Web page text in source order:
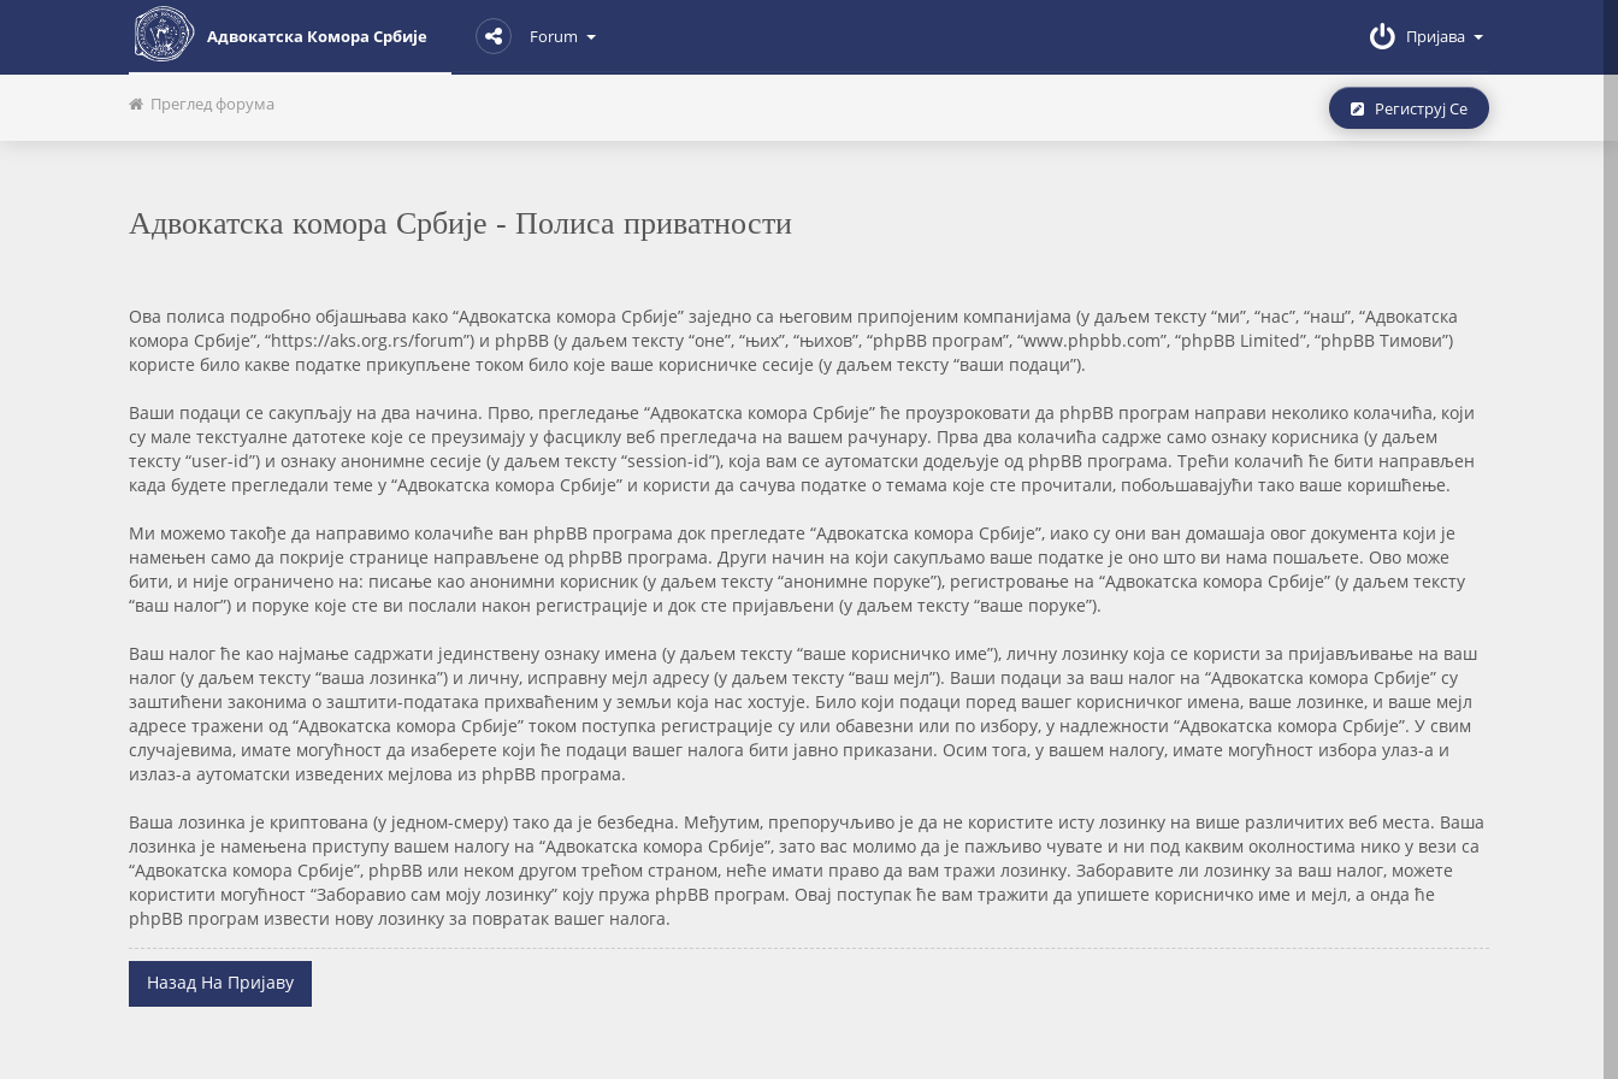
Адвокатска Комора Србије Forum Пријава
Преглед форума Региструј Се
Адвокатска комора Србије - Полиса приватности
Ова полиса подробно објашњава како “Адвокатска комора Србије” заједно са његовим припојеним компанијама (у даљем тексту “ми”, “нас”, “наш”, “Адвокатска
комора Србије”, “https://aks.org.rs/forum”) и phpBB (у даљем тексту “оне”, “њих”, “њихов”, “phpBB програм”, “www.phpbb.com”, “phpBB Limited”, “phpBB Тимови”)
користе било какве податке прикупљене током било које ваше корисничке сесије (у даљем тексту “ваши подаци”).
Ваши подаци се сакупљају на два начина. Прво, прегледање “Адвокатска комора Србије” ће проузроковати да phpBB програм направи неколико колачића, који
су мале текстуалне датотеке које се преузимају у фасциклу веб прегледача на вашем рачунару. Прва два колачића садрже само ознаку корисника (у даљем
тексту “user-id”) и ознаку анонимне сесије (у даљем тексту “session-id”), која вам се аутоматски додељује од phpBB програма. Трећи колачић ће бити направљен
када будете прегледали теме у “Адвокатска комора Србије” и користи да сачува податке о темама које сте прочитали, побољшавајући тако ваше коришћење.
Ми можемо такође да направимо колачиће ван phpBB програма док прегледате “Адвокатска комора Србије”, иако су они ван домашаја овог документа који је
намењен само да покрије странице направљене од phpBB програма. Други начин на који сакупљамо ваше податке је оно што ви нама пошаљете. Ово може
бити, и није ограничено на: писање као анонимни корисник (у даљем тексту “анонимне поруке”), регистровање на “Адвокатска комора Србије” (у даљем тексту
“ваш налог”) и поруке које сте ви послали након регистрације и док сте пријављени (у даљем тексту “ваше поруке”).
Ваш налог ће као најмање садржати јединствену ознаку имена (у даљем тексту “ваше корисничко име”), личну лозинку која се користи за пријављивање на ваш
налог (у даљем тексту “ваша лозинка”) и личну, исправну мејл адресу (у даљем тексту “ваш мејл”). Ваши подаци за ваш налог на “Адвокатска комора Србије” су
заштићени законима о заштити-података прихваћеним у земљи која нас хостује. Било који подаци поред вашег корисничког имена, ваше лозинке, и ваше мејл
адресе тражени од “Адвокатска комора Србије” током поступка регистрације су или обавезни или по избору, у надлежности “Адвокатска комора Србије”. У свим
случајевима, имате могућност да изаберете који ће подаци вашег налога бити јавно приказани. Осим тога, у вашем налогу, имате могућност избора улаз-а и
излаз-а аутоматски изведених мејлова из phpBB програма.
Ваша лозинка је криптована (у једном-смеру) тако да је безбедна. Међутим, препоручљиво је да не користите исту лозинку на више различитих веб места. Ваша
лозинка је намењена приступу вашем налогу на “Адвокатска комора Србије”, зато вас молимо да је пажљиво чувате и ни под каквим околностима нико у вези са
“Адвокатска комора Србије”, phpBB или неком другом трећом страном, неће имати право да вам тражи лозинку. Заборавите ли лозинку за ваш налог, можете
користити могућност “Заборавио сам моју лозинку” коју пружа phpBB програм. Овај поступак ће вам тражити да упишете корисничко име и мејл, а онда ће
phpBB програм извести нову лозинку за повратак вашег налога.
Назад На Пријаву